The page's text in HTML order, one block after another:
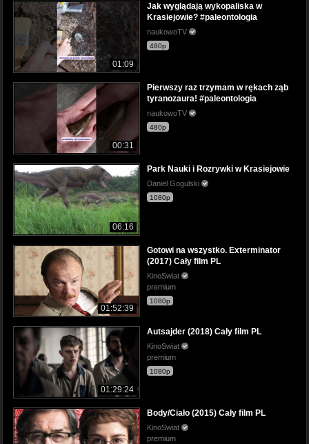
01:09
Jak wyglądają wykopaliska w
Krasiejowie? #paleontologia
naukowoTV
480p
00:31
Pierwszy raz trzymam w rękach ząb
tyranozaura! #paleontologia
naukowoTV
480p
06:16
Park Nauki i Rozrywki w Krasiejowie
Daniel Gogulski
1080p
01:52:39
Gotowi na wszystko. Exterminator
(2017) Cały film PL
KinoSwiat
premium
1080p
01:29:24
Autsajder (2018) Cały film PL
KinoSwiat
premium
1080p
Body/Ciało (2015) Cały film PL
KinoSwiat
premium